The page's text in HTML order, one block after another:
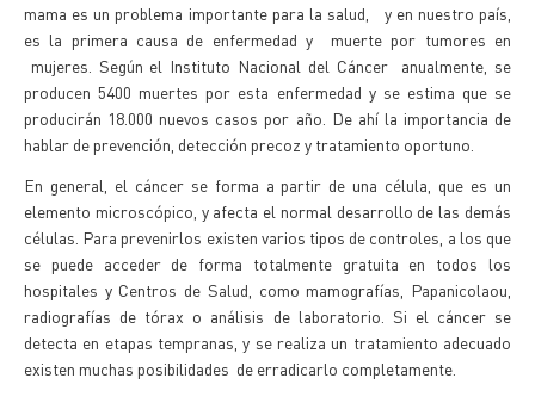
mama es un problema importante para la salud, y en nuestro país,
es la primera causa de enfermedad y muerte por tumores en
mujeres. Según el Instituto Nacional del Cáncer anualmente, se
producen 5400 muertes por esta enfermedad y se estima que se
producirán 18.000 nuevos casos por año. De ahí la importancia de
hablar de prevención, detección precoz y tratamiento oportuno.
En general, el cáncer se forma a partir de una célula, que es un
elemento microscópico, y afecta el normal desarrollo de las demás
células. Para prevenirlos existen varios tipos de controles, a los que
se puede acceder de forma totalmente gratuita en todos los
hospitales y Centros de Salud, como mamografías, Papanicolaou,
radiografías de tórax o análisis de laboratorio. Si el cáncer se
detecta en etapas tempranas, y se realiza un tratamiento adecuado
existen muchas posibilidades de erradicarlo completamente.